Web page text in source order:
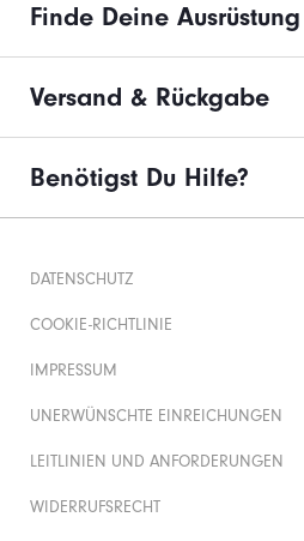
Finde Deine Ausrüstung
Versand & Rückgabe
Benötigst Du Hilfe?
DATENSCHUTZ
COOKIE-RICHTLINIE
IMPRESSUM
UNERWÜNSCHTE EINREICHUNGEN
LEITLINIEN UND ANFORDERUNGEN
WIDERRUFSRECHT